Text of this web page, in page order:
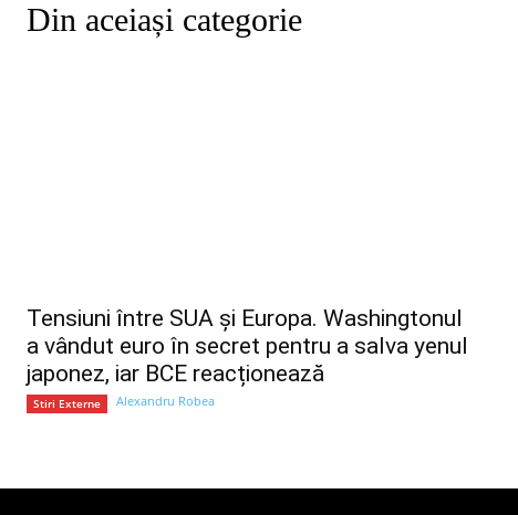
Din aceiași categorie
Tensiuni între SUA și Europa. Washingtonul
a vândut euro în secret pentru a salva yenul
japonez, iar BCE reacționează
Stiri Externe Alexandru Robea